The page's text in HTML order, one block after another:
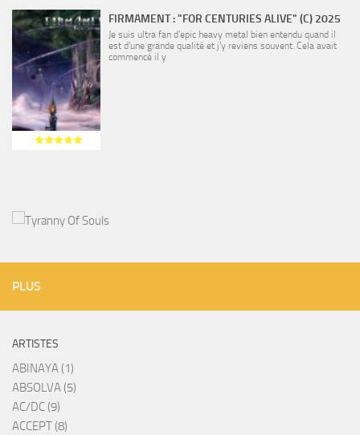
FIRMAMENT : "FOR CENTURIES ALIVE" (C) 2025
Je suis ultra fan d’epic heavy metal bien entendu quand il
est d’une grande qualité et j’y reviens souvent. Cela avait
commencé il y
PLUS
ARTISTES
ABINAYA (1)
ABSOLVA (5)
AC/DC (9)
ACCEPT (8)